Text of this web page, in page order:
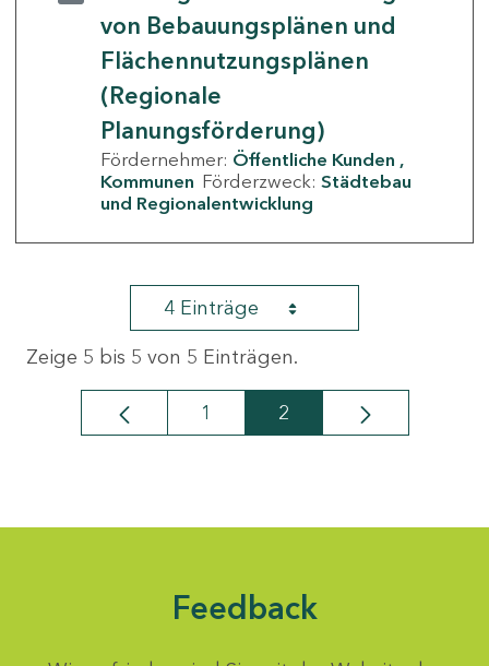
von Bebauungsplänen und
Flächennutzungsplänen
(Regionale
Planungsförderung)
Fördernehmer: Öffentliche Kunden
Kommunen Förderzweck: Städtebau
und Regionalentwicklung
4 Einträge
Zeige 5 bis 5 von 5 Einträgen.
Seite
1 Seite
2
Feedback